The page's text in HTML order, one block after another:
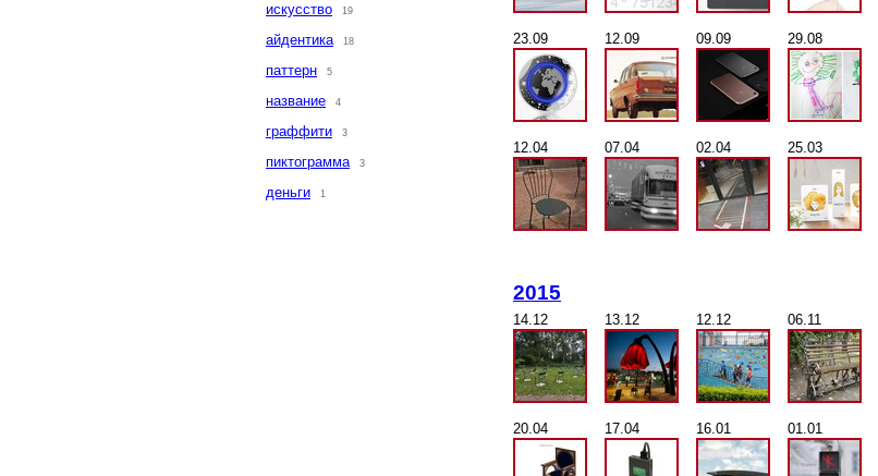
искусство 19
айдентика 18
паттерн 5
название 4
граффити 3
пиктограмма 3
деньги 1
23.09 12.09 09.09 29.08
12.04 07.04 02.04 25.03
2015
14.12 13.12 12.12 06.11
20.04 17.04 16.01 01.01